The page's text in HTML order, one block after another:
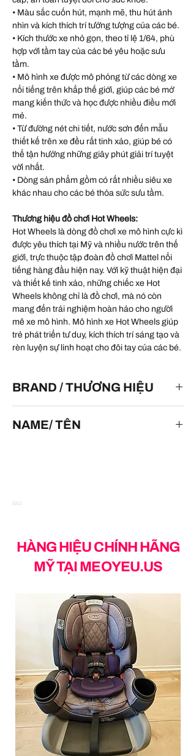
• Màu sắc cuốn hút, mạnh mẽ, thu hút ánh
nhìn và kích thích trí tưởng tượng của các bé.
• Kích thước xe nhỏ gọn, theo tỉ lệ 1/64, phù
hợp với tầm tay của các bé yêu hoặc sưu
tầm.
• Mô hình xe được mô phỏng từ các dòng xe
nổi tiếng trên khắp thế giới, giúp các bé mở
mang kiến thức và học được nhiều điều mới
mẻ.
• Từ đường nét chi tiết, nước sơn đến mẫu
thiết kế trên xe đều rất tinh xảo, giúp bé có
thể tận hưởng những giây phút giải trí tuyệt
vời nhất.
• Dòng sản phẩm gồm có rất nhiều siêu xe
khác nhau cho các bé thỏa sức sưu tầm.
Thương hiệu đồ chơi Hot Wheels:
Hot Wheels là dòng đồ chơi xe mô hình cực kì
được yêu thích tại Mỹ và nhiều nước trên thế
giới, trực thuộc tập đoàn đồ chơi Mattel nổi
tiếng hàng đầu hiện nay. Với kỹ thuật hiện đại
và thiết kế tinh xảo, những chiếc xe Hot
Wheels không chỉ là đồ chơi, mà nó còn
mang đến trải nghiệm hoàn hảo cho người
mê xe mô hình. Mô hình xe Hot Wheels giúp
trẻ phát triển tư duy, kích thích trí sáng tạo và
rèn luyện sự linh hoạt cho đôi tay của các bé.
BRAND / THƯƠNG HIỆU
NAME/ TÊN
SEO
HÀNG HIỆU CHÍNH HÃNG
MỸ TẠI MEOYEU.US